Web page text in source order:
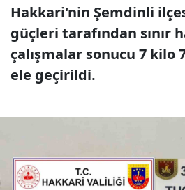
Hakkari'nin Şemdinli
güçleri tarafından sınır
çalışmalar sonucu 7 kilo
ele geçirildi.